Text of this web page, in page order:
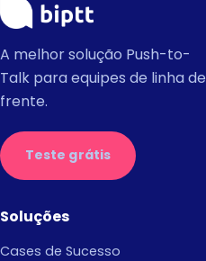
A melhor solução Push-to-
Talk para equipes de linha de
frente.
Teste grátis
Soluções
Cases de Sucesso